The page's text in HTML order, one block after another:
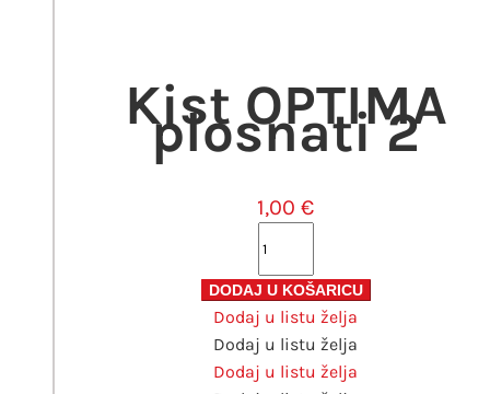
Kist OPTIMA
plosnati 2
1,00 €
plosnati
2
količina
DODAJ U KOŠARICU
Dodaj u listu želja
Dodaj u listu želja
Dodaj u listu želja